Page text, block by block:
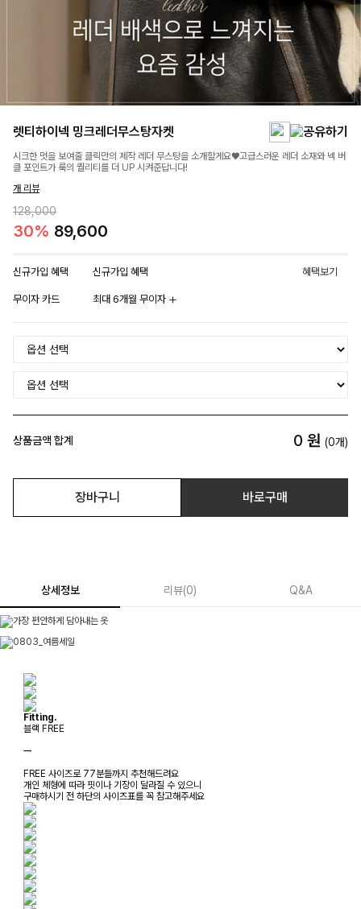
렛티하이넥 밍크레더무스탕자켓
시크한 멋을 보여줄 클릭만의 제작 레더 무스탕을 소개할게요♥고급스러운 레더 소재와 넥 버
클 포인트가 룩의 퀄리티를 더 UP 시켜준답니다!
개 리뷰
128,000
30% 89,600
신규가입 혜택 신규가입 혜택 혜택보기
무이자 카드 최대 6개월 무이자
상품금액 합계 0 원 (0개)
장바구니 바로구매
상세정보 리뷰(0) Q&A
Fitting.
블랙 FREE
ㅡ
FREE 사이즈로 77분들까지 추천해드려요
개인 체형에 따라 핏이나 기장이 달라질 수 있으니
구매하시기 전 하단의 사이즈표를 꼭 참고해주세요